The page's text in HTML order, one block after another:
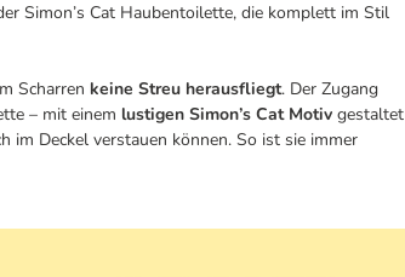
Simon’s Cat Haubentoilette, die komplett im Stil
Scharren keine Streu herausfliegt. Der Zugang
– mit einem lustigen Simon’s Cat Motiv gestaltet
im Deckel verstauen können. So ist sie immer